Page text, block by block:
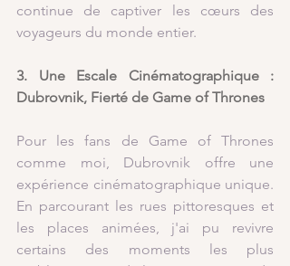
continue de captiver les cœurs des
voyageurs du monde entier.
3. Une Escale Cinématographique :
Dubrovnik, Fierté de Game of Thrones
Pour les fans de Game of Thrones
comme moi, Dubrovnik offre une
expérience cinématographique unique.
En parcourant les rues pittoresques et
les places animées, j'ai pu revivre
certains des moments les plus